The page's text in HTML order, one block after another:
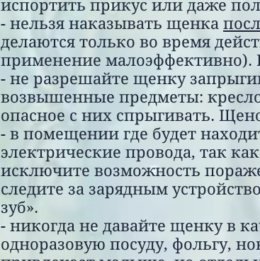
испортить прикус или даже
- нельзя наказывать щенка
делаются только во время
применение
- не разрешайте щенку
возвышенные предметы:
опасное с них спрыгивать.
- в помещении где будет
электрические провода, так
исключите возможность
следите за зарядным
зуб».
- никогда не давайте щенку в
одноразовую посуду, фольгу,